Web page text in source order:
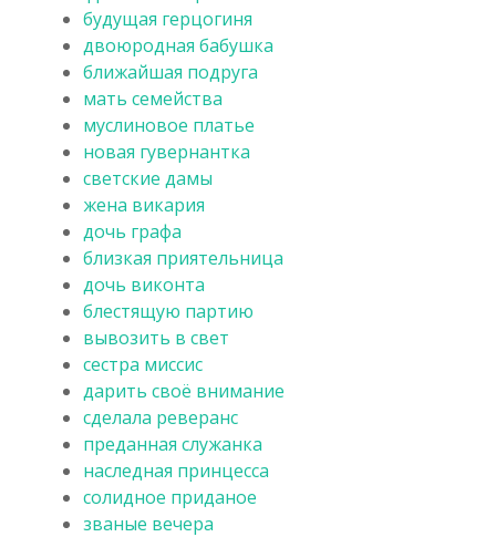
будущая герцогиня
двоюродная бабушка
ближайшая подруга
мать семейства
муслиновое платье
новая гувернантка
светские дамы
жена викария
дочь графа
близкая приятельница
дочь виконта
блестящую партию
вывозить в свет
сестра миссис
дарить своё внимание
сделала реверанс
преданная служанка
наследная принцесса
солидное приданое
званые вечера